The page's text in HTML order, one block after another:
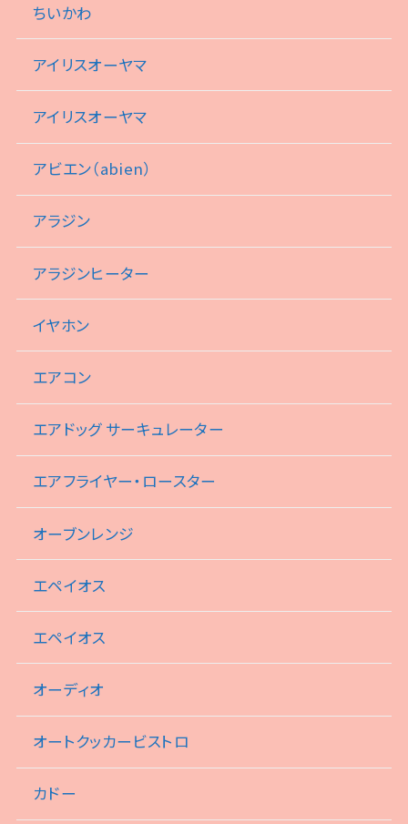
ちいかわ
アイリスオーヤマ
アイリスオーヤマ
アビエン（abien）
アラジン
アラジンヒーター
イヤホン
エアコン
エアドッグ サーキュレーター
エアフライヤー・ロースター
オーブンレンジ
エペイオス
エペイオス
オーディオ
オートクッカービストロ
カドー